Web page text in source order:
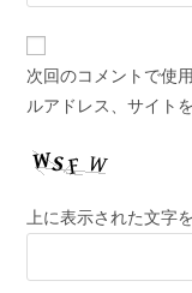
次回のコメントで使
ルアドレス、サイト
上に表示された文字